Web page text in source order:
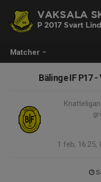
Matcher
VAKSALA
P 2017 Svart
Bälinge IF P17
1 feb, 16:25,